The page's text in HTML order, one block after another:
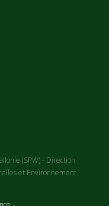
(SPW) - Direction
et Environnement